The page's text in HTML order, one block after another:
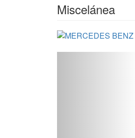
Miscelánea